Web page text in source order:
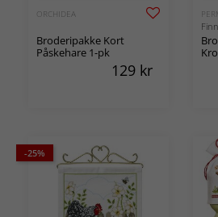
ORCHIDEA
Broderipakke Kort
Påskehare 1-pk
129 kr
-25%